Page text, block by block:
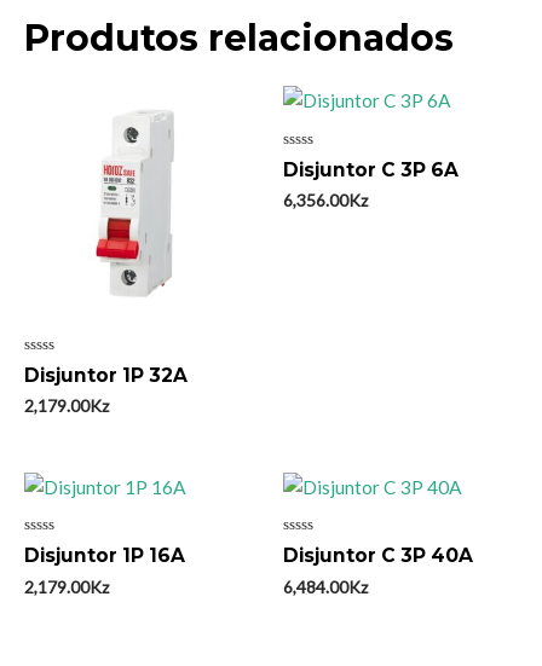
Produtos relacionados
Avaliação
0
de
5
Disjuntor 1P 32A
2,179.00Kz
Avaliação
0
de
5
Disjuntor C 3P 6A
6,356.00Kz
Avaliação
0
de
5
Disjuntor 1P 16A
2,179.00Kz
Avaliação
0
de
5
Disjuntor C 3P 40A
6,484.00Kz